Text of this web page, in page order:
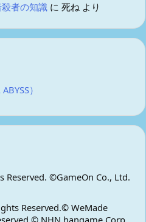
殺者の知識 に 死ね より
）
Reserved. ©GameOn Co., Ltd.
Reserved.© WeMade
NHN hangame Corp.